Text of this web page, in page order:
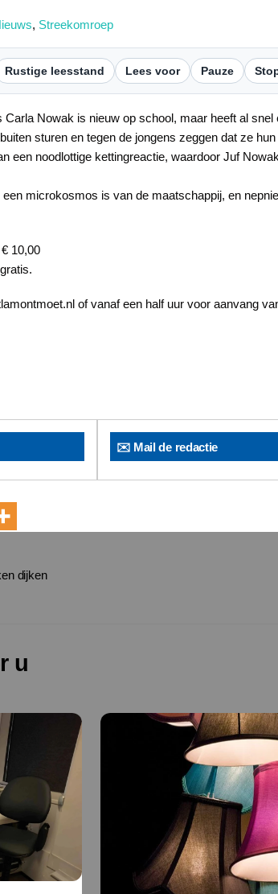
, Streekomroep
Rustige leesstand Lees voor Pauze
Nowak is nieuw op school, maar heeft al
sturen en tegen de jongens zeggen dat ze
een noodlottige kettingreactie, waardoor Juf
microkosmos is van de maatschappij, en
10,00
of vanaf een half uur voor aanvang
✉️ Mail de redactie
dijken
u